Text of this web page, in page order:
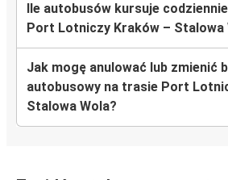
Ile autobusów kursuje
Port Lotniczy Kraków – Stalowa
Jak mogę anulować lub zmienić
autobusowy na trasie Port
Stalowa Wola?